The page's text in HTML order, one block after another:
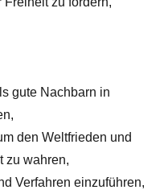
gute Nachbarn in
den Weltfrieden und
zu wahren,
Verfahren einzuführen,